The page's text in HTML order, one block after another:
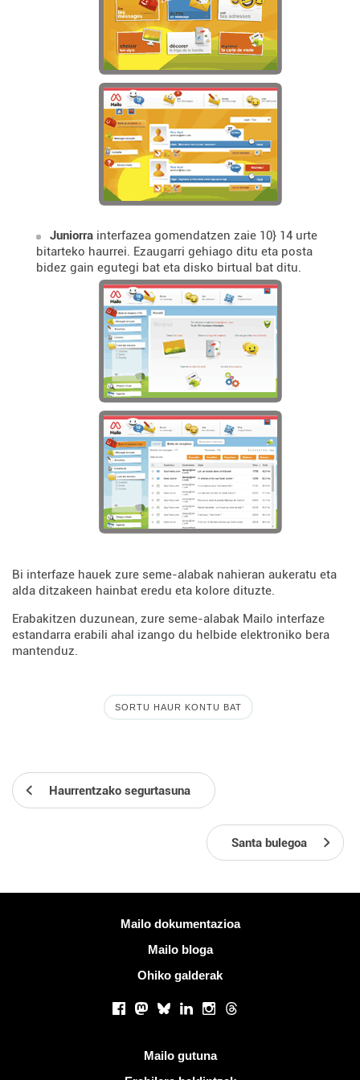
Juniorra interfazea gomendatzen zaie 10} 14 urte
bitarteko haurrei. Ezaugarri gehiago ditu eta posta
bidez gain egutegi bat eta disko birtual bat ditu.
Bi interfaze hauek zure seme-alabak nahieran aukeratu eta
alda ditzakeen hainbat eredu eta kolore dituzte.
Erabakitzen duzunean, zure seme-alabak Mailo interfaze
estandarra erabili ahal izango du helbide elektroniko bera
mantenduz.
SORTU HAUR KONTU BAT
Haurrentzako segurtasuna
Santa bulegoa
Mailo dokumentazioa
Mailo bloga
Ohiko galderak
Facebook
Mastodon
BlueskyLinkedInInstagram
Threads
Mailo gutuna